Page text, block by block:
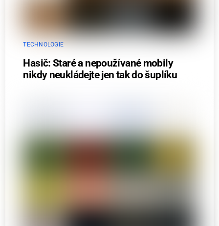
TECHNOLOGIE
Hasič: Staré a nepoužívané mobily
nikdy neukládejte jen tak do šuplíku